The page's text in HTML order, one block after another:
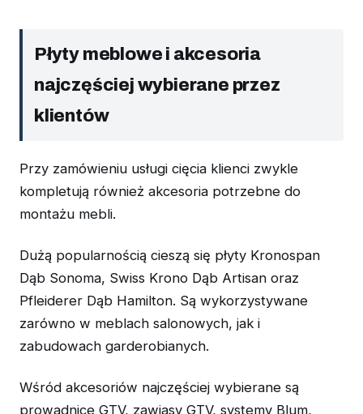
Płyty meblowe i akcesoria
najczęściej wybierane przez
klientów
Przy zamówieniu usługi cięcia klienci zwykle
kompletują również akcesoria potrzebne do
montażu mebli.
Dużą popularnością cieszą się płyty Kronospan
Dąb Sonoma, Swiss Krono Dąb Artisan oraz
Pfleiderer Dąb Hamilton. Są wykorzystywane
zarówno w meblach salonowych, jak i
zabudowach garderobianych.
Wśród akcesoriów najczęściej wybierane są
prowadnice GTV, zawiasy GTV, systemy Blum,